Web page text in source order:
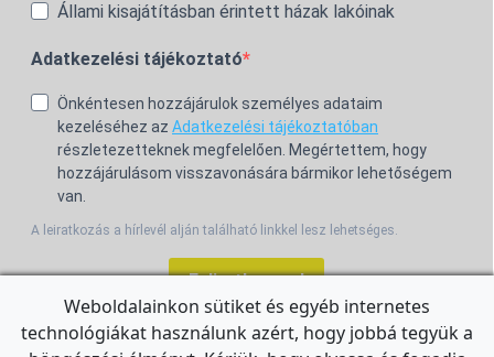
Állami kisajátításban érintett házak lakóinak
Adatkezelési tájékoztató
Önkéntesen hozzájárulok személyes adataim
kezeléséhez az Adatkezelési tájékoztatóban
részletezetteknek megfelelően. Megértettem, hogy
hozzájárulásom visszavonására bármikor lehetőségem
van.
A leiratkozás a hírlevél alján található linkkel lesz lehetséges.
Feliratkozom!
Weboldalainkon sütiket és egyéb internetes
technológiákat használunk azért, hogy jobbá tegyük a